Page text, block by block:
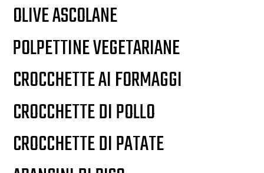
OLIVE ASCOLANE
POLPETTINE VEGETARIANE
CROCCHETTE AI FORMAGGI
CROCCHETTE DI POLLO
CROCCHETTE DI PATATE